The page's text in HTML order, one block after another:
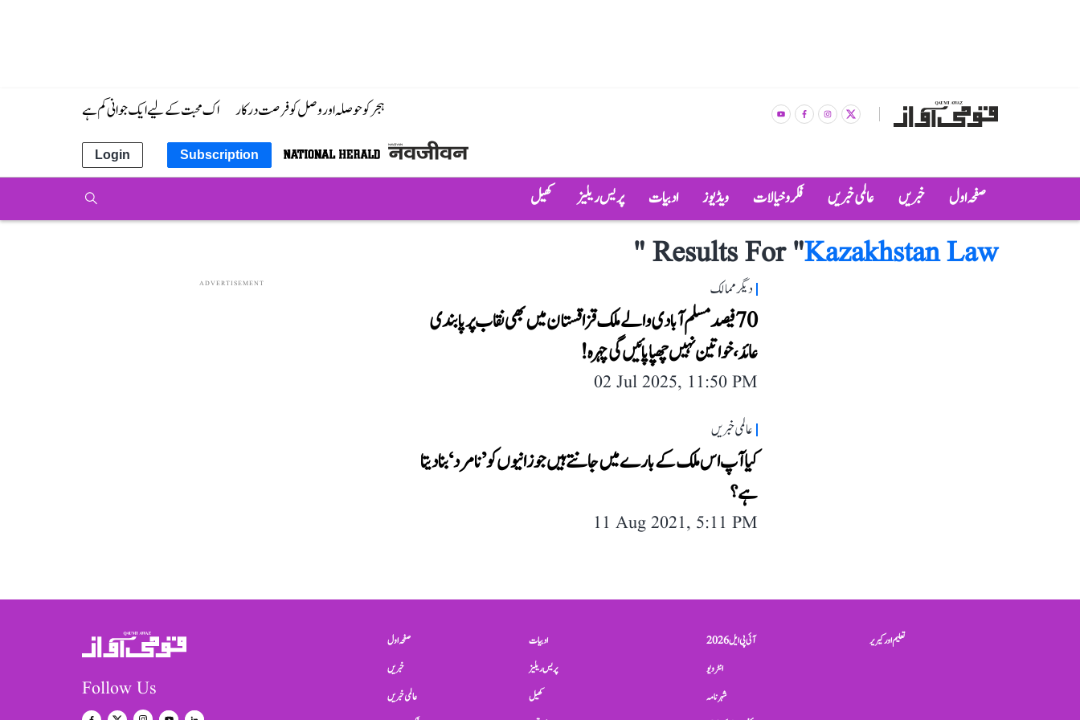
ہجر کو حوصلہ اور وصل کو فرصت درکار اک محبت کے لیے ایک جوانی کم ہے
Subscription
Login
صفحہ اول خبریں عالمی خبریں فکر و خیالات ویڈیوز ادبیات پریس ریلیز کھیل
Results For "Kazakhstan Law
"
دیگر ممالک
70 فیصد مسلم آبادی والے ملک قزاقستان میں بھی نقاب پر پابندی
عائد، خواتین نہیں چھپا پائیں گی چہرہ!
02 Jul 2025, 11:50 PM
عالمی خبریں
کیا آپ اس ملک کے بارے میں جانتے ہیں جو زانیوں کو ’نامرد‘ بنا دیتا
ہے؟
11 Aug 2021, 5:11 PM
ADVERTISEMENT
Follow Us
صفحہ اول
خبریں
عالمی خبریں
ادبیات
پریس ریلیز
کھیل
آئی پی ایل 2026
انٹرویو
شہرنامہ
تعلیم اور کیریر